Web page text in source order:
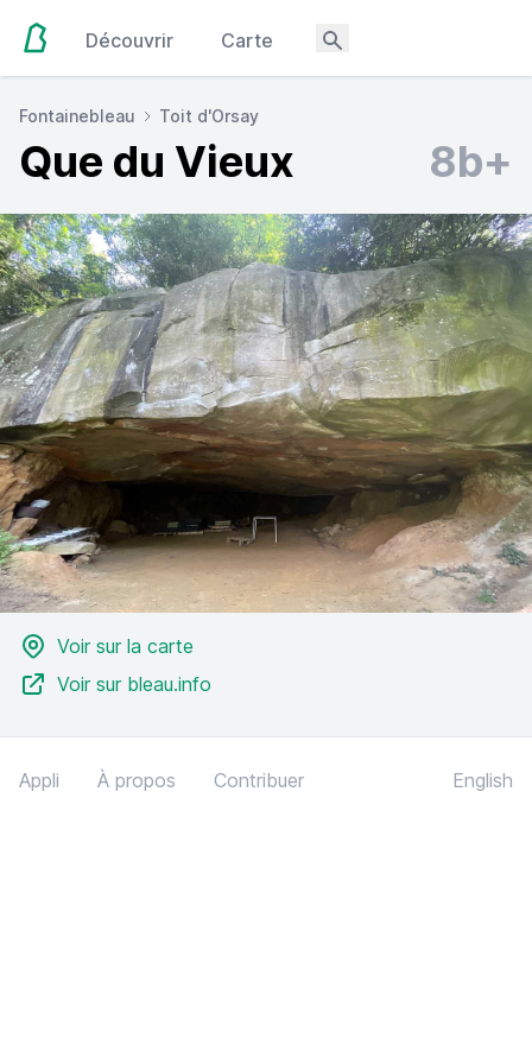
Découvrir Carte
Fontainebleau Toit d'Orsay
Que du Vieux 8b+
Voir sur la carte
Voir sur bleau.info
Appli À propos Contribuer English